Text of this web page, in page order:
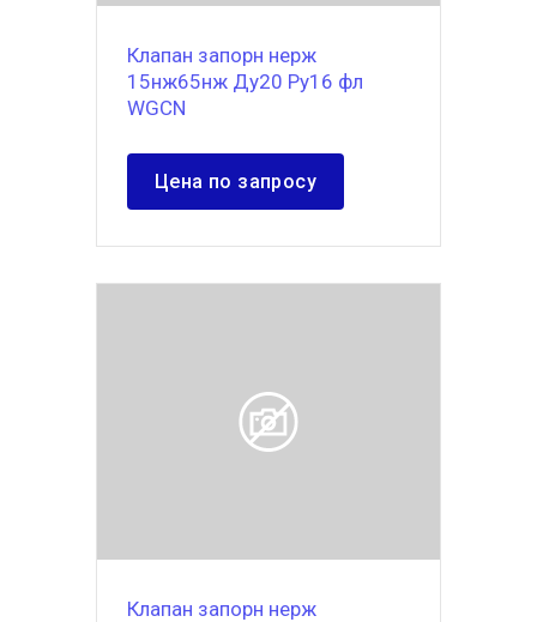
Клапан запорн нерж
15нж65нж Ду20 Ру16 фл
WGCN
Цена по запросу
Клапан запорн нерж